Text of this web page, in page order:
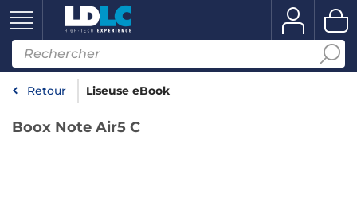
Retour Liseuse eBook
Boox Note Air5 C